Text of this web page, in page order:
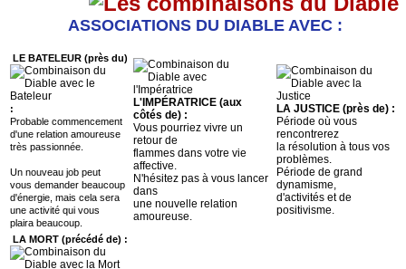
ASSOCIATIONS DU DIABLE AVEC :
LE BATELEUR (près du)
:
Probable commencement
d'une relation amoureuse
très passionnée.
Un nouveau job peut
vous demander beaucoup
d'énergie, mais cela sera
une activité qui vous
plaira beaucoup.
L'IMPÉRATRICE (aux
côtés de) :
Vous pourriez vivre un
retour de
flammes dans votre vie
affective.
N'hésitez pas à vous lancer
dans
une nouvelle relation
amoureuse.
LA JUSTICE (près de) :
Période où vous
rencontrerez
la résolution à tous vos
problèmes.
Période de grand
dynamisme,
d'activités et de
positivisme.
LA MORT (précédé de) :